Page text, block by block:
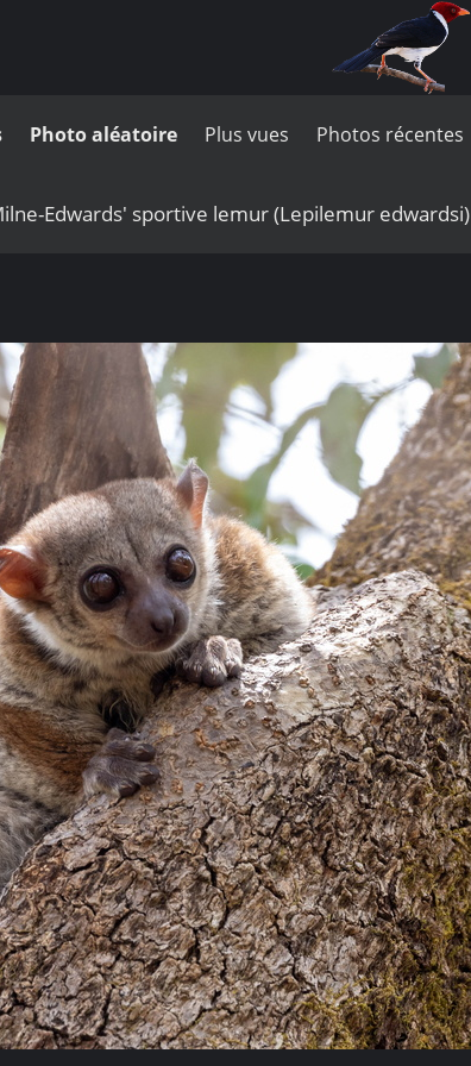
Photo aléatoire Plus vues Photos récentes
Edwards' sportive lemur (Lepilemur edwardsi)